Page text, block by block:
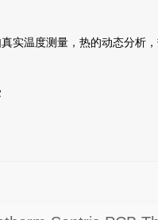
实温度测量，热的动态分析